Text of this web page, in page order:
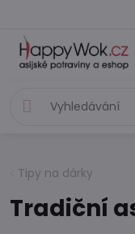
Tipy na dárky
Tradiční